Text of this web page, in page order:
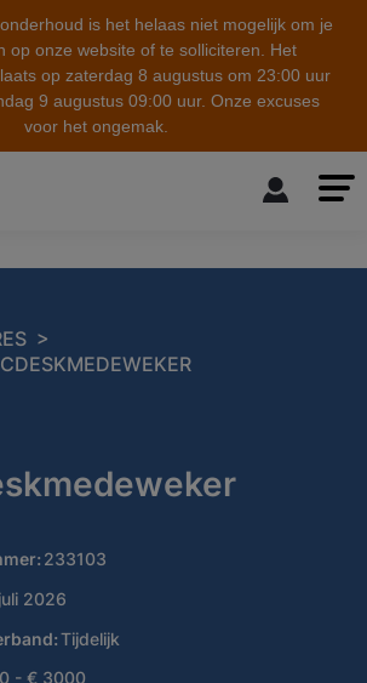
is het helaas niet mogelijk om je
op onze website of te solliciteren. Het
op zaterdag 8 augustus om 23:00 uur
9 augustus 09:00 uur. Onze excuses
voor het ongemak.
skip to the main content
>
233103
2026
Tijdelijk
- € 3000